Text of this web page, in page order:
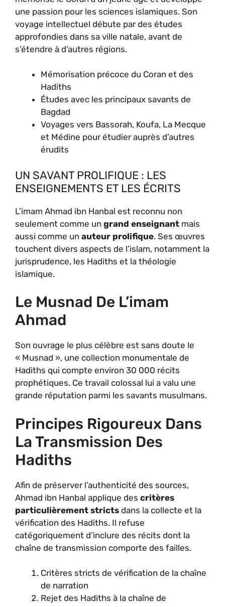
une passion pour les sciences islamiques. Son
voyage intellectuel débute par des études
approfondies dans sa ville natale, avant de
s’étendre à d’autres régions.
Mémorisation précoce du Coran et des
Hadiths
Études avec les principaux savants de
Bagdad
Voyages vers Bassorah, Koufa, La Mecque
et Médine pour étudier auprès d’autres
érudits
UN SAVANT PROLIFIQUE : LES
ENSEIGNEMENTS ET LES ÉCRITS
L’imam Ahmad ibn Hanbal est reconnu non
seulement comme un grand enseignant mais
aussi comme un auteur prolifique. Ses œuvres
touchent divers aspects de l’islam, notamment la
jurisprudence, les Hadiths et la théologie
islamique.
Le Musnad De L’imam
Ahmad
Son ouvrage le plus célèbre est sans doute le
« Musnad », une collection monumentale de
Hadiths qui compte environ 30 000 récits
prophétiques. Ce travail colossal lui a valu une
grande réputation parmi les savants musulmans.
Principes Rigoureux Dans
La Transmission Des
Hadiths
Afin de préserver l’authenticité des sources,
Ahmad ibn Hanbal applique des critères
particulièrement stricts dans la collecte et la
vérification des Hadiths. Il refuse
catégoriquement d’inclure des récits dont la
chaîne de transmission comporte des failles.
Critères stricts de vérification de la chaîne
de narration
Rejet des Hadiths à la chaîne de